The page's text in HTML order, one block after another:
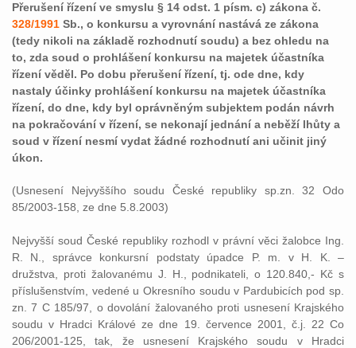
Přerušení řízení ve smyslu § 14 odst. 1 písm. c) zákona č.
328/1991 Sb., o konkursu a vyrovnání nastává ze zákona
(tedy nikoli na základě rozhodnutí soudu) a bez ohledu na
to, zda soud o prohlášení konkursu na majetek účastníka
řízení věděl. Po dobu přerušení řízení, tj. ode dne, kdy
nastaly účinky prohlášení konkursu na majetek účastníka
řízení, do dne, kdy byl oprávněným subjektem podán návrh
na pokračování v řízení, se nekonají jednání a neběží lhůty a
soud v řízení nesmí vydat žádné rozhodnutí ani učinit jiný
úkon.
(Usnesení Nejvyššího soudu České republiky sp.zn. 32 Odo
85/2003-158, ze dne 5.8.2003)
Nejvyšší soud České republiky rozhodl v právní věci žalobce Ing.
R. N., správce konkursní podstaty úpadce P. m. v H. K. –
družstva, proti žalovanému J. H., podnikateli, o 120.840,- Kč s
příslušenstvím, vedené u Okresního soudu v Pardubicích pod sp.
zn. 7 C 185/97, o dovolání žalovaného proti usnesení Krajského
soudu v Hradci Králové ze dne 19. července 2001, č.j. 22 Co
206/2001-125, tak, že usnesení Krajského soudu v Hradci